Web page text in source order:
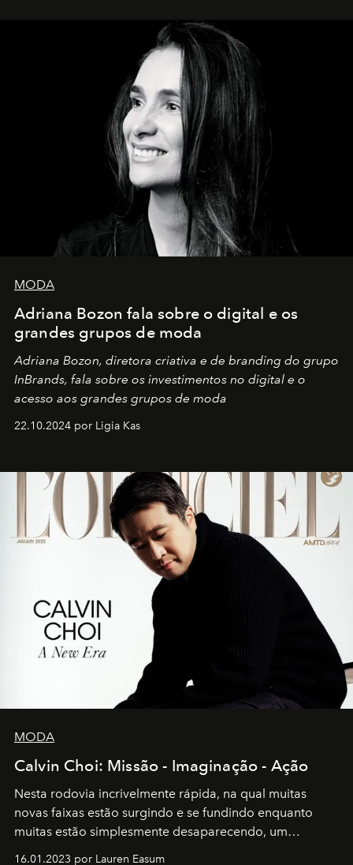
MODA
Adriana Bozon fala sobre o digital e os
grandes grupos de moda
Adriana Bozon, diretora criativa e de branding do grupo
InBrands, fala sobre os investimentos no digital e o
acesso aos grandes grupos de moda
22.10.2024 por Ligia Kas
MODA
Calvin Choi: Missão - Imaginação - Ação
Nesta rodovia incrivelmente rápida, na qual muitas
novas faixas estão surgindo e se fundindo enquanto
muitas estão simplesmente desaparecendo, um
16.01.2023 por Lauren Easum